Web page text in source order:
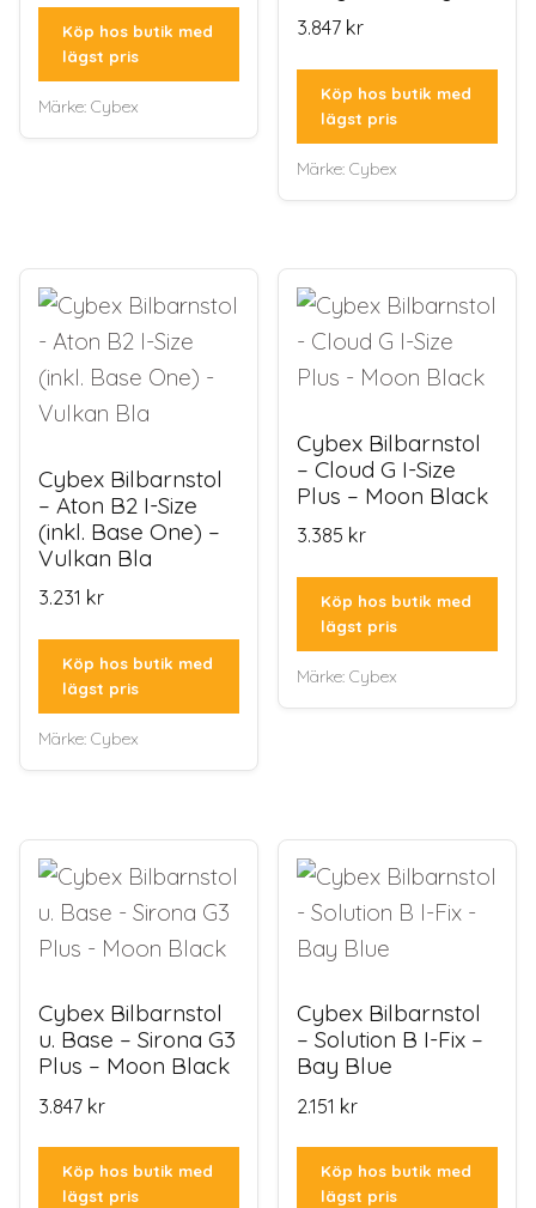
Köp hos butik med
lägst pris
Märke: Cybex
3.847 kr
Köp hos butik med
lägst pris
Märke:Cybex
Cybex Bilbarnstol
– Aton B2 I-Size
(inkl. Base One) –
Vulkan Bla
3.231 kr
Köp hos butik med
lägst pris
Märke: Cybex
Cybex Bilbarnstol
– Cloud G I-Size
Plus – Moon Black
3.385 kr
Köp hos butik med
lägst pris
Märke:Cybex
Cybex Bilbarnstol
u. Base – Sirona G3
Plus – Moon Black
3.847 kr
Köp hos butik med
lägst pris
Cybex Bilbarnstol
– Solution B I-Fix –
Bay Blue
2.151 kr
Köp hos butik med
lägst pris